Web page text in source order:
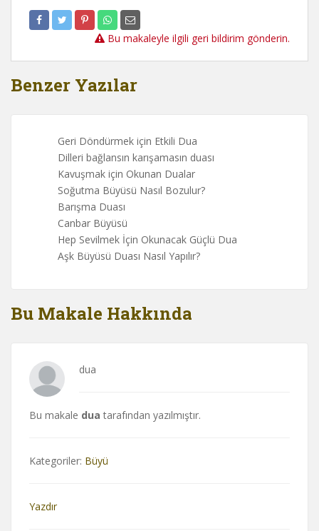
Bu makaleyle ilgili geri bildirim gönderin.
Benzer Yazılar
Geri Döndürmek için Etkili Dua
Dilleri bağlansın karışamasın duası
Kavuşmak için Okunan Dualar
Soğutma Büyüsü Nasıl Bozulur?
Barışma Duası
Canbar Büyüsü
Hep Sevilmek İçin Okunacak Güçlü Dua
Aşk Büyüsü Duası Nasıl Yapılır?
Bu Makale Hakkında
dua
Bu makale dua tarafından yazılmıştır.
Kategoriler: Büyü
Yazdır